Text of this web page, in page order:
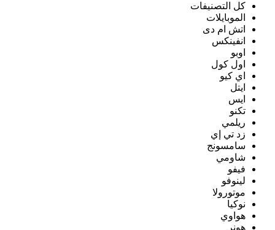
كل التصنيفات
الموبايلات
اتش ام دى
انفينكس
اوبو
اول كول
اي كيو
ايتل
ايس
تكنو
ريلمي
زد تي إي
سامسونج
شاومي
فيفو
لينوفو
موتورولا
نوكيا
هواوي
هونر